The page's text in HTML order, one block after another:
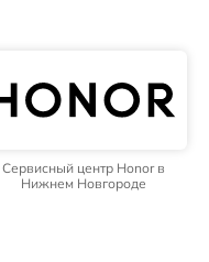
Сервисный центр Honor в
Нижнем Новгороде